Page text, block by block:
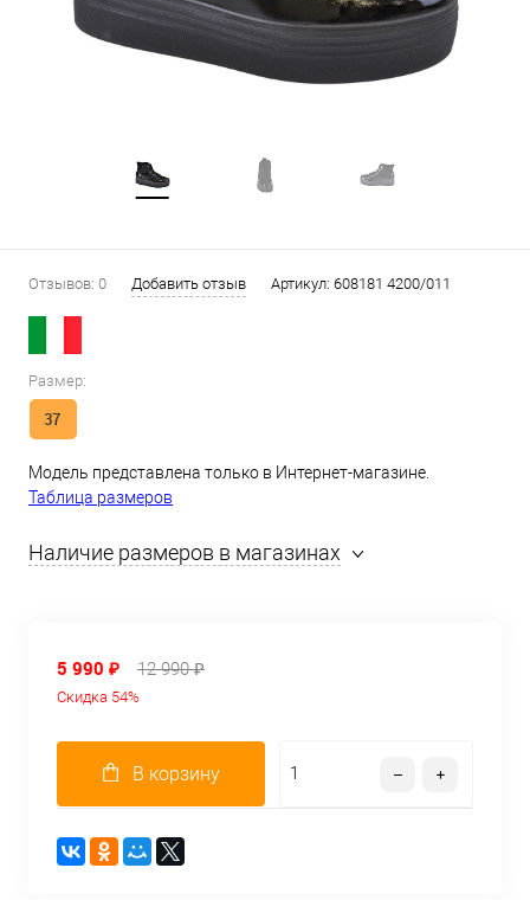
Отзывов: 0 Добавить отзыв Артикул: 608181 4200/011
Размер:
37
Модель представлена только в Интернет-магазине.
Таблица размеров
Наличие размеров в магазинах
5 990 ₽ 12 990 ₽
Скидка 54%
В корзину